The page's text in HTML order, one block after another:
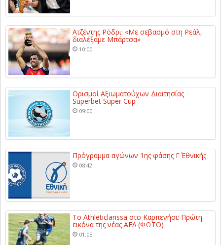
Ατζέντης Ρόδρι: «Με σεβασμό στη Ρεάλ,
διαλέξαμε Μπάρτσα»
10:00
Ορισμοί Αξιωματούχων Διαιτησίας
Superbet Super Cup
09:00
Πρόγραμμα αγώνων 1ης φάσης Γ΄ Εθνικής
08:42
Το Athleticlarissa στο Καρπενήσι: Πρώτη
εικόνα της νέας ΑΕΛ (ΦΩΤΟ)
01:05